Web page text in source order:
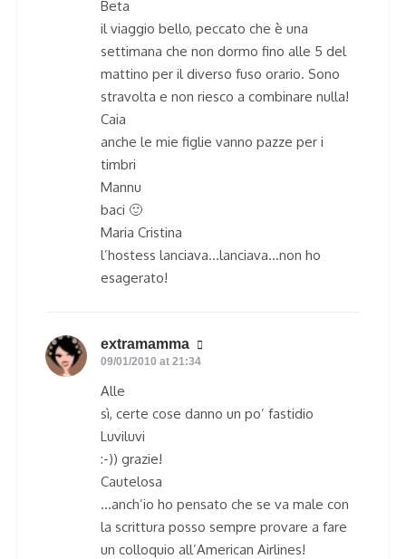
Beta
il viaggio bello, peccato che è una
settimana che non dormo fino alle 5 del
mattino per il diverso fuso orario. Sono
stravolta e non riesco a combinare nulla!
Caia
anche le mie figlie vanno pazze per i
timbri
Mannu
baci 🙂
Maria Cristina
l’hostess lanciava…lanciava…non ho
esagerato!
extramamma
09/01/2010 at 21:34
Alle
sì, certe cose danno un po’ fastidio
Luviluvi
:-)) grazie!
Cautelosa
…anch’io ho pensato che se va male con
la scrittura posso sempre provare a fare
un colloquio all’American Airlines!